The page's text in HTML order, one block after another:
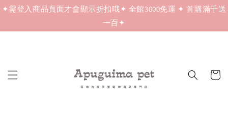
✦需登入商品頁面才會顯示折扣哦✦ 全館3000免運 ✦ 首購滿千送
一百✦